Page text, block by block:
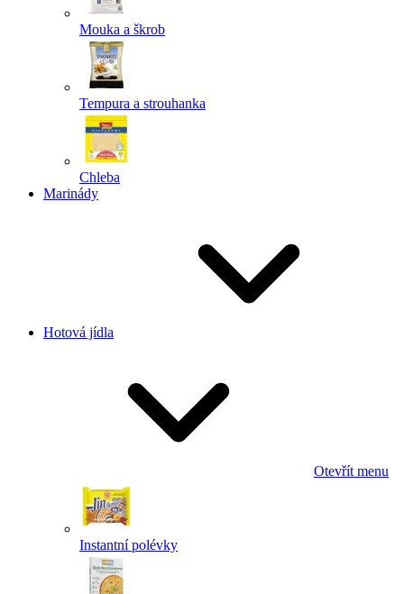
Mouka a škrob
Tempura a strouhanka
Chleba
Marinády
Hotová jídla
Otevřít menu
Instantní polévky